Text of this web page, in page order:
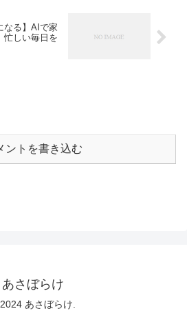
なる】AIで家
忙しい毎日を
ントを書き込む
あさぼらけ
あさぼらけ.